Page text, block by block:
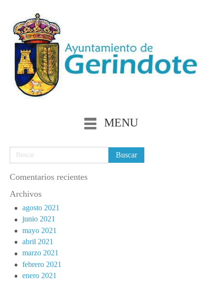
MENU
Comentarios recientes
Archivos
agosto 2021
junio 2021
mayo 2021
abril 2021
marzo 2021
febrero 2021
enero 2021